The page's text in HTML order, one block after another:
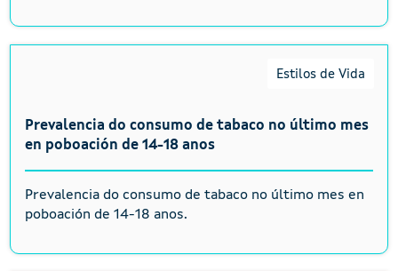
Estilos de Vida
Prevalencia do consumo de tabaco no último mes
en poboación de 14-18 anos
Prevalencia do consumo de tabaco no último mes en
poboación de 14-18 anos.